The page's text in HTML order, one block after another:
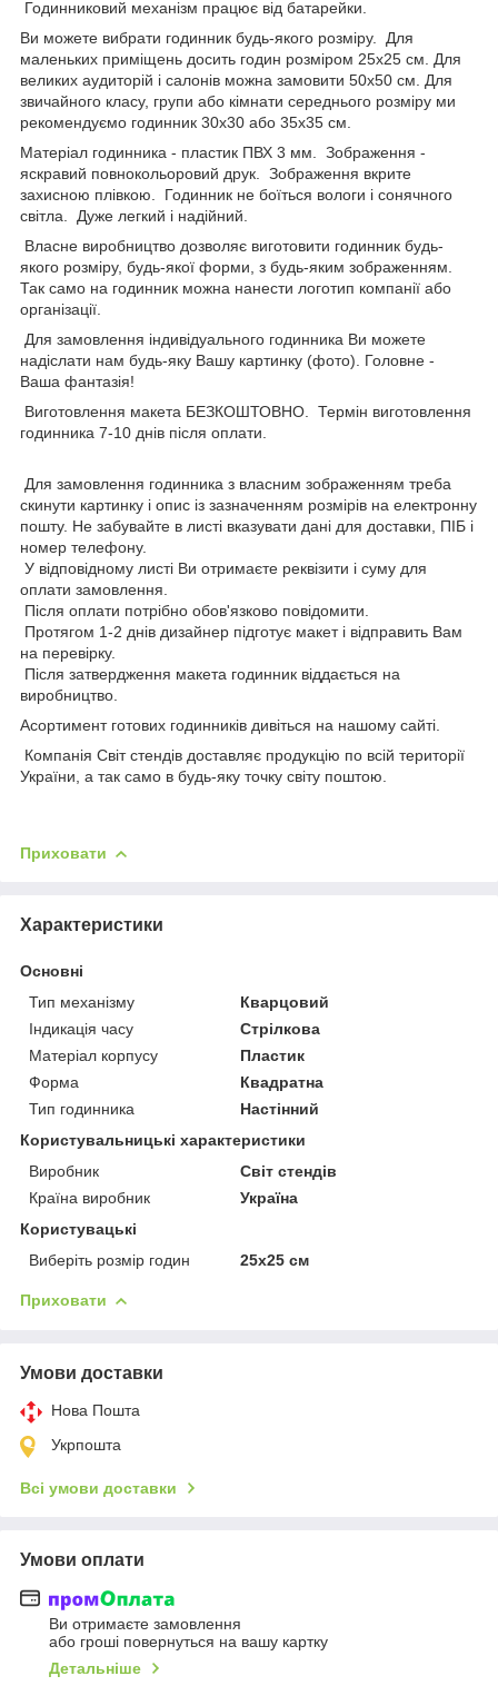
Годинниковий механізм працює від батарейки.
Ви можете вибрати годинник будь-якого розміру. Для
маленьких приміщень досить годин розміром 25х25 см. Для
великих аудиторій і салонів можна замовити 50х50 см. Для
звичайного класу, групи або кімнати середнього розміру ми
рекомендуємо годинник 30х30 або 35х35 см.
Матеріал годинника - пластик ПВХ 3 мм. Зображення -
яскравий повнокольоровий друк. Зображення вкрите
захисною плівкою. Годинник не боїться вологи і сонячного
світла. Дуже легкий і надійний.
Власне виробництво дозволяє виготовити годинник будь-
якого розміру, будь-якої форми, з будь-яким зображенням.
Так само на годинник можна нанести логотип компанії або
організації.
Для замовлення індивідуального годинника Ви можете
надіслати нам будь-яку Вашу картинку (фото). Головне -
Ваша фантазія!
Виготовлення макета БЕЗКОШТОВНО. Термін виготовлення
годинника 7-10 днів після оплати.
Для замовлення годинника з власним зображенням треба
скинути картинку і опис із зазначенням розмірів на електронну
пошту. Не забувайте в листі вказувати дані для доставки, ПІБ і
номер телефону.
У відповідному листі Ви отримаєте реквізити і суму для
оплати замовлення.
Після оплати потрібно обов'язково повідомити.
Протягом 1-2 днів дизайнер підготує макет і відправить Вам
на перевірку.
Після затвердження макета годинник віддається на
виробництво.
Асортимент готових годинників дивіться на нашому сайті.
Компанія Світ стендів доставляє продукцію по всій території
України, а так само в будь-яку точку світу поштою.
Приховати
Характеристики
Основні
Тип механізму
Кварцовий
Індикація часу
Стрілкова
Матеріал корпусу
Пластик
Форма
Квадратна
Тип годинника
Настінний
Користувальницькі характеристики
Виробник
Світ стендів
Країна виробник
Україна
Користувацькі
Виберіть розмір годин
25х25 см
Приховати
Умови доставки
Нова Пошта
Укрпошта
Всі умови доставки
Умови оплати
Ви отримаєте замовлення
або гроші повернуться на вашу картку
Детальніше